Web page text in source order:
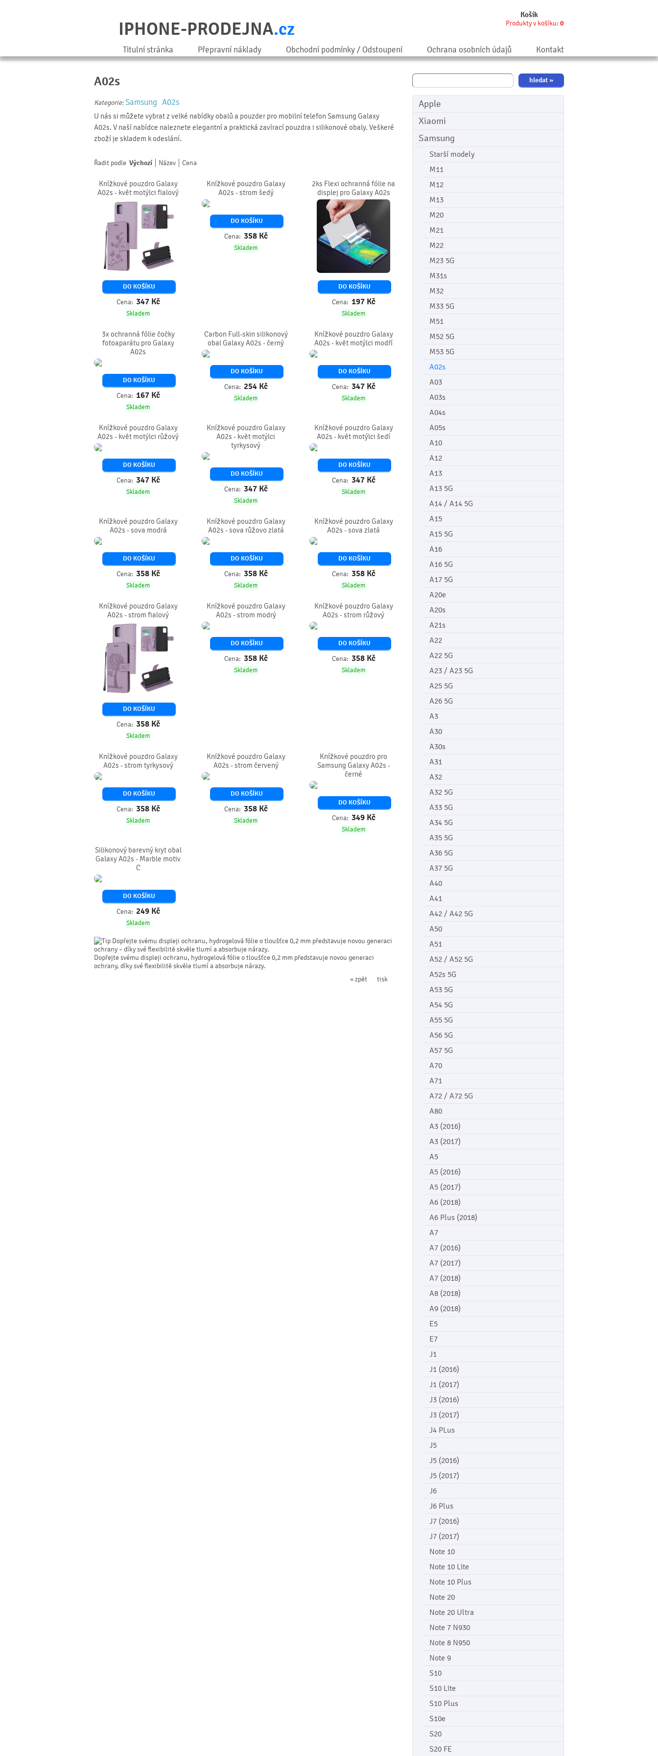
Košík
Produkty v košíku: 0
IPHONE-PRODEJNA.cz
Titulní stránka Přepravní náklady Obchodní podmínky / Odstoupení Ochrana osobních údajů Kontakt
Apple
Xiaomi
Samsung
Starší modely
M11
M12
M13
M20
M21
M22
M23 5G
M31s
M32
M33 5G
M51
M52 5G
M53 5G
A02s
A03
A03s
A04s
A05s
A10
A12
A13
A13 5G
A14 / A14 5G
A15
A15 5G
A16
A16 5G
A17 5G
A20e
A20s
A21s
A22
A22 5G
A23 / A23 5G
A25 5G
A26 5G
A3
A30
A30s
A31
A32
A32 5G
A33 5G
A34 5G
A35 5G
A36 5G
A37 5G
A40
A41
A42 / A42 5G
A50
A51
A52 / A52 5G
A52s 5G
A53 5G
A54 5G
A55 5G
A56 5G
A57 5G
A70
A71
A72 / A72 5G
A80
A3 (2016)
A3 (2017)
A5
A5 (2016)
A5 (2017)
A6 (2018)
A6 Plus (2018)
A7
A7 (2016)
A7 (2017)
A7 (2018)
A8 (2018)
A9 (2018)
E5
E7
J1
J1 (2016)
J1 (2017)
J3 (2016)
J3 (2017)
J4 PLus
J5
J5 (2016)
J5 (2017)
J6
J6 Plus
J7 (2016)
J7 (2017)
Note 10
Note 10 Lite
Note 10 Plus
Note 20
Note 20 Ultra
Note 7 N930
Note 8 N950
Note 9
S10
S10 Lite
S10 Plus
S10e
S20
S20 FE
A02s
Kategorie:Samsung A02s
U nás si můžete vybrat z velké nabídky obalů a pouzder pro mobilní telefon Samsung Galaxy
A02s. V naší nabídce naleznete elegantní a praktická zavírací pouzdra i silikonové obaly. Veškeré
zboží je skladem k odeslání.
Řadit podle Výchozí Název Cena
Knížkové pouzdro Galaxy
A02s - květ motýlci fialový
DO KOŠÍKU
Cena: 347 Kč
Skladem
Knížkové pouzdro Galaxy
A02s - strom šedý
DO KOŠÍKU
Cena: 358 Kč
Skladem
2ks Flexi ochranná fólie na
displej pro Galaxy A02s
DO KOŠÍKU
Cena: 197 Kč
Skladem
3x ochranná fólie čočky
fotoaparátu pro Galaxy
A02s
DO KOŠÍKU
Cena: 167 Kč
Skladem
Carbon Full-skin silikonový
obal Galaxy A02s - černý
DO KOŠÍKU
Cena: 254 Kč
Skladem
Knížkové pouzdro Galaxy
A02s - květ motýlci modří
DO KOŠÍKU
Cena: 347 Kč
Skladem
Knížkové pouzdro Galaxy
A02s - květ motýlci růžový
DO KOŠÍKU
Cena: 347 Kč
Skladem
Knížkové pouzdro Galaxy
A02s - květ motýlci
tyrkysový
DO KOŠÍKU
Cena: 347 Kč
Skladem
Knížkové pouzdro Galaxy
A02s - květ motýlci šedí
DO KOŠÍKU
Cena: 347 Kč
Skladem
Knížkové pouzdro Galaxy
A02s - sova modrá
DO KOŠÍKU
Cena: 358 Kč
Skladem
Knížkové pouzdro Galaxy
A02s - sova růžovo zlatá
DO KOŠÍKU
Cena: 358 Kč
Skladem
Knížkové pouzdro Galaxy
A02s - sova zlatá
DO KOŠÍKU
Cena: 358 Kč
Skladem
Knížkové pouzdro Galaxy
A02s - strom fialový
DO KOŠÍKU
Cena: 358 Kč
Skladem
Knížkové pouzdro Galaxy
A02s - strom modrý
DO KOŠÍKU
Cena: 358 Kč
Skladem
Knížkové pouzdro Galaxy
A02s - strom růžový
DO KOŠÍKU
Cena: 358 Kč
Skladem
Knížkové pouzdro Galaxy
A02s - strom tyrkysový
DO KOŠÍKU
Cena: 358 Kč
Skladem
Knížkové pouzdro Galaxy
A02s - strom červený
DO KOŠÍKU
Cena: 358 Kč
Skladem
Knížkové pouzdro pro
Samsung Galaxy A02s -
černé
DO KOŠÍKU
Cena: 349 Kč
Skladem
Silikonový barevný kryt obal
Galaxy A02s - Marble motiv
C
DO KOŠÍKU
Cena: 249 Kč
Skladem
Dopřejte svému displeji ochranu, hydrogelová fólie o tloušťce 0,2 mm představuje novou generaci
ochrany – díky své flexibilitě skvěle tlumí a absorbuje nárazy.
Dopřejte svému displeji ochranu, hydrogelová fólie o tloušťce 0,2 mm představuje novou generaci
ochrany, díky své flexibilitě skvěle tlumí a absorbuje nárazy.
tisk
« zpět